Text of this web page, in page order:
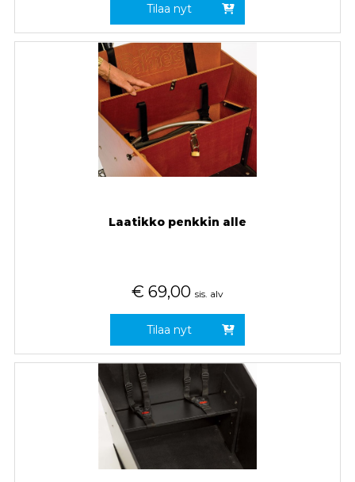
Tilaa nyt
Laatikko penkkin alle
€ 69,00 sis. alv
Tilaa nyt